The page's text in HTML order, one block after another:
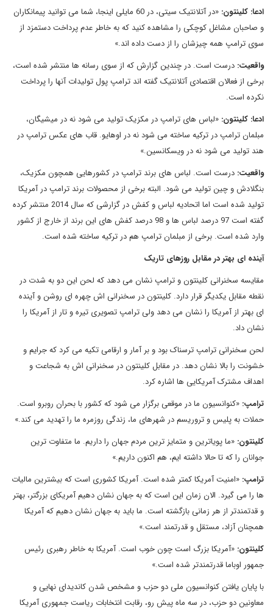
ادعا: کلینتون:
«در آتلانتیک سیتی، در 60 مایلی اینجا، شما می توانید پیمانکاران
و صاحبان مشاغل کوچکی را مشاهده کنید که به خاطر عدم پرداخت دستمزد از
سوی ترامپ همه چیزشان را از دست داده اند.»
واقعیت: درست است. در چندین گزارش که از سوی رسانه ها منتشر شده است،
برخی از فعالان اقتصادی آتلانتیک گفته اند ترامپ پول تولیدات آنها را پرداخت
نکرده است.
ادعا: کلینتون: «لباس های ترامپ در مکزیک تولید می شود نه در میشیگان،
مبلمان ترامپ در ترکیه ساخته می شود نه در اوهایو. قاب های عکس ترامپ در
هند تولید می شود نه در ویسکانسین.»
واقعیت: درست است. لباس های برند ترامپ در کشورهایی همچون مکزیک،
بنگلادش و چین تولید می شود. البته برخی از محصولات برند ترامپ در آمریکا
تولید شده است اما اتحادیه لباس و کفش در گزارشی که سال 2014 منتشر کرده
گفته است 97 درصد لباس ها و 98 درصد کفش های این برند از خارج از کشور
وارد شده است. برخی از مبلمان ترامپ هم در ترکیه ساخته شده است.
آینده ای بهتر در مقابل روزهای تاریک
مقایسه سخنرانی کلینتون و ترامپ نشان می دهد که لحن این دو به شدت در
نقطه مقابل یکدیگر قرار دارد. کلینتون در سخنرانی اش چهره ای روشن و آینده
ای بهتر از آمریکا را نشان می دهد ولی ترامپ تصویری تیره و تار از آمریکا را
نشان داد.
لحن سخنرانی ترامپ ترسناک بود و بر آمار و ارقامی تکیه می کرد که جرایم و
خشونت را بالا نشان دهد. در مقابل کلینتون در سخنرانی اش به شجاعت و
اهداف مشترک آمریکایی ها اشاره کرد.
ترامپ: «کنوانسیون ما در موقعی برگزار می شود که کشور با بحران روبرو است.
حملات به پلیس و تروریسم در شهرهای ما، زندگی روزمره ما را تهدید می کند.»
کلینتون: «ما پویاترین و متمایز ترین مردم جهان را داریم. ما متفاوت ترین
جوانان را که تا حالا داشته ایم، هم اکنون داریم.»
ترامپ: «امنیت آمریکا کمتر شده است. آمریکا کشوری است که بیشترین مالیات
ها را می گیرد. الان زمان این است که به جهان نشان دهیم آمریکای بزرگتر، بهتر
و قدتمندتر از هر زمانی بازگشته است. ما باید به جهان نشان دهیم که آمریکا
همچنان آزاد، مستقل و قدرتمند است.»
کلینتون: «آمریکا بزرگ است چون خوب است. آمریکا به خاطر رهبری رئیس
جمهور اوباما قدرتمندتر شده است.»
با پایان یافتن کنوانسیون ملی دو حزب و مشخص شدن کاندیدای نهایی و
معاونین دو حزب، در سه ماه پیش رو، رقابت انتخابات ریاست جمهوری آمریکا